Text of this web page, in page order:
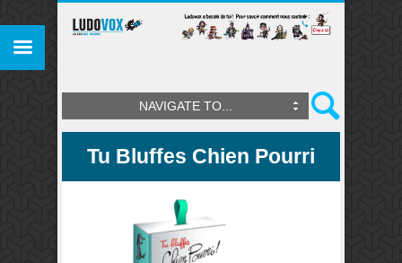
NAVIGATE TO...
Tu Bluffes Chien Pourri